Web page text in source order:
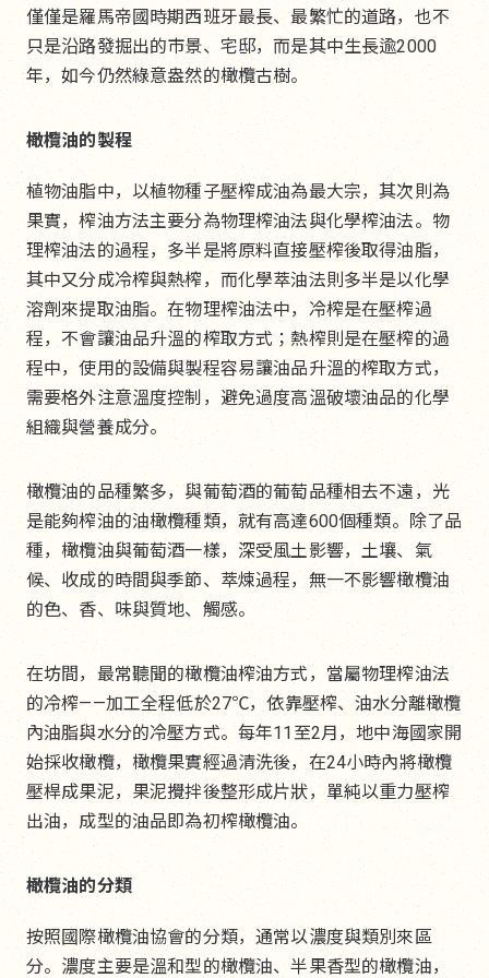
僅僅是羅馬帝國時期西班牙最長、最繁忙的道路，也不
只是沿路發掘出的市景、宅邸，而是其中生長逾2000
年，如今仍然綠意盎然的橄欖古樹。
橄欖油的製程
植物油脂中，以植物種子壓榨成油為最大宗，其次則為
果實，榨油方法主要分為物理榨油法與化學榨油法。物
理榨油法的過程，多半是將原料直接壓榨後取得油脂，
其中又分成冷榨與熱榨，而化學萃油法則多半是以化學
溶劑來提取油脂。在物理榨油法中，冷榨是在壓榨過
程，不會讓油品升溫的榨取方式；熱榨則是在壓榨的過
程中，使用的設備與製程容易讓油品升溫的榨取方式，
需要格外注意溫度控制，避免過度高溫破壞油品的化學
組織與營養成分。
橄欖油的品種繁多，與葡萄酒的葡萄品種相去不遠，光
是能夠榨油的油橄欖種類，就有高達600個種類。除了品
種，橄欖油與葡萄酒一樣，深受風土影響，土壤、氣
候、收成的時間與季節、萃煉過程，無一不影響橄欖油
的色、香、味與質地、觸感。
在坊間，最常聽聞的橄欖油榨油方式，當屬物理榨油法
的冷榨——加工全程低於27℃，依靠壓榨、油水分離橄欖
內油脂與水分的冷壓方式。每年11至2月，地中海國家開
始採收橄欖，橄欖果實經過清洗後，在24小時內將橄欖
壓桿成果泥，果泥攪拌後整形成片狀，單純以重力壓榨
出油，成型的油品即為初榨橄欖油。
橄欖油的分類
按照國際橄欖油協會的分類，通常以濃度與類別來區
分。濃度主要是溫和型的橄欖油、半果香型的橄欖油，